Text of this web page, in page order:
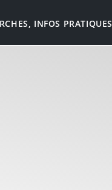
INFOS PRATIQUES